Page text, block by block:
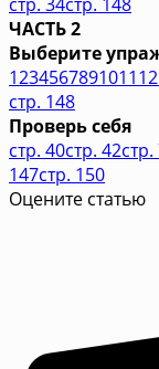
ЧАСТЬ 2
Выберите
123456789101112
стр. 148
Проверь себя
стр. 40стр. 42
147стр. 150
Оцените статью